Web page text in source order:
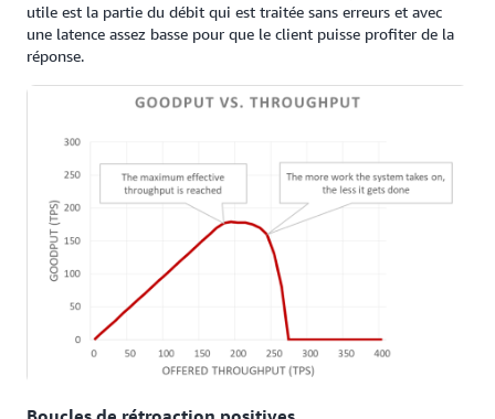
utile est la partie du débit qui est traitée sans erreurs et avec
une latence assez basse pour que le client puisse profiter de la
réponse.